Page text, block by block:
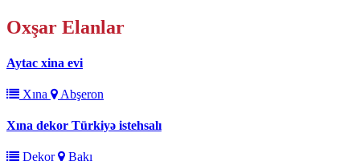
Oxşar Elanlar
Aytac xina evi
Xına Abşeron
Xına dekor Türkiyə istehsalı
Dekor Bakı